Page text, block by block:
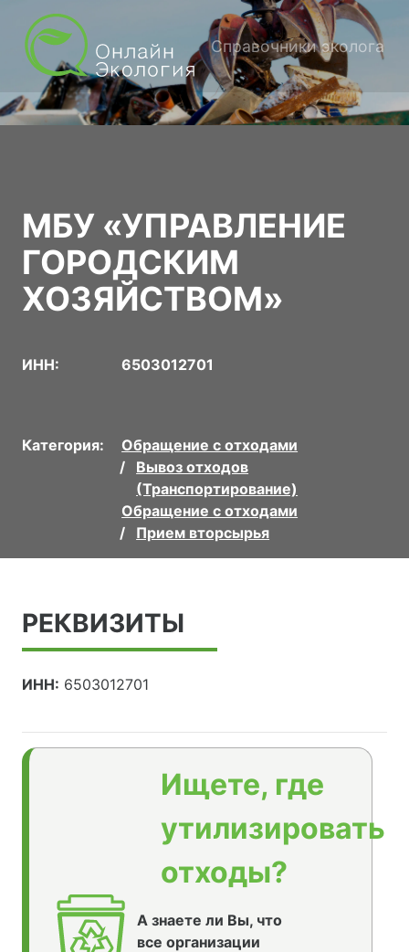
Справочники эколога
МБУ «УПРАВЛЕНИЕ
ГОРОДСКИМ
ХОЗЯЙСТВОМ»
ИНН: 6503012701
Категория:
Обращение с отходами
Вывоз отходов
(Транспортирование)
Обращение с отходами
Прием вторсырья
РЕКВИЗИТЫ
ИНН: 6503012701
Ищете, где
утилизировать
отходы?
А знаете ли Вы, что
все организации